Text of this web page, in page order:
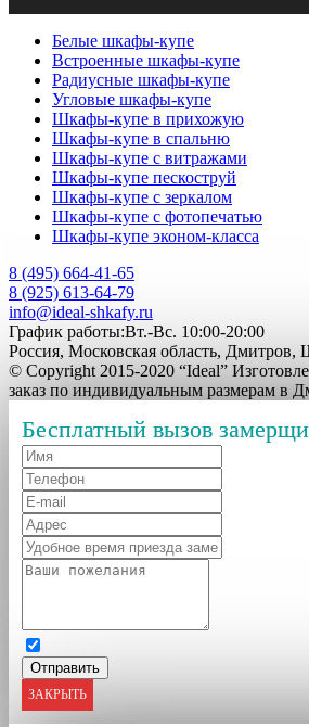
Белые шкафы-купе
Встроенные шкафы-купе
Радиусные шкафы-купе
Угловые шкафы-купе
Шкафы-купе в прихожую
Шкафы-купе в спальню
Шкафы-купе с витражами
Шкафы-купе пескоструй
Шкафы-купе с зеркалом
Шкафы-купе с фотопечатью
Шкафы-купе эконом-класса
8 (495) 664-41-65
8 (925) 613-64-79
info@ideal-shkafy.ru
График работы:Вт.-Вс. 10:00-20:00
Россия, Московская область, Дмитров,
© Copyright 2015-2020 “Ideal”
заказ по индивидуальным размерам в
Бесплатный вызов
ЗАКРЫТЬ